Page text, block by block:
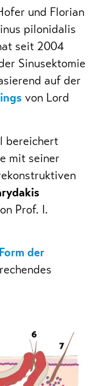
und Florian
pilonidalis
seit 2004
Sinusektomie
auf der
von Lord
bereichert
mit seiner
Prof. I.
Form der